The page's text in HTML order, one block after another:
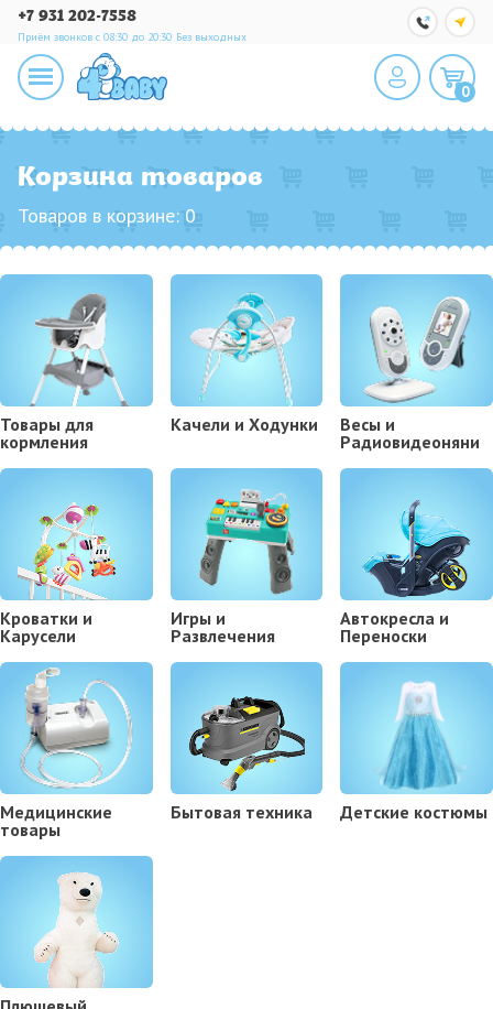
+7 931 202-7558
Приём звонков с 08:30 до 20:30 Без выходных
0
Корзина товаров
Товаров в корзине: 0
Товары для
кормления
Kачели и Ходунки
Весы и
Радиовидеоняни
Кроватки и
Карусели
Игры и
Развлечения
Автокресла и
Переноски
Медицинские
товары
Бытовая техника Детские костюмы